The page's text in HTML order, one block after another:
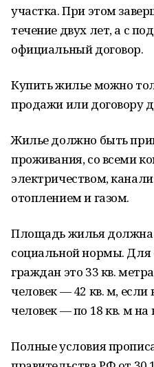
участка. При этом
течение двух лет, а с
официальный договор.
Купить жилье можно
продажи или договору
Жилье должно быть
проживания, со всеми
электричеством,
отоплением и газом.
Площадь жилья должна
социальной нормы.
граждан это 33 кв.
человек — 42 кв. м, если
человек — по 18 кв. м на
Полные условия